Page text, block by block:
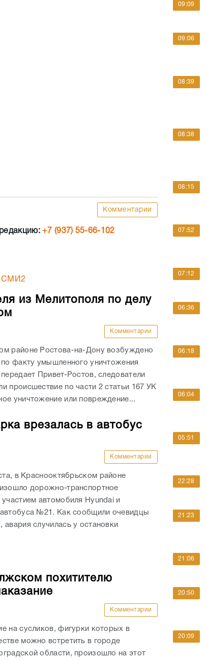
Комментарии
+7 (937) 55-66-102
СМИ2
из Мелитополя по делу
Комментарии
районе Ростова-на-Дону возбуждено
по факту умышленного уничтожения
Привет-Ростов, следователи
происшествие по части 2 статьи 167 УК
уничтожение или повреждение...
врезалась в автобус
Комментарии
в Краснооктябрьском районе
дорожно-транспортное
автомобиля Hyundai и
№21. Как сообщили очевидцы
случилась у остановки
похитителю
Комментарии
на сусликов, фигурки которых в
можно встретить в городе
области, произошло на этот
09:09
09:06
08:39
08:38
08:15
07:52
07:12
06:36
06:18
06:04
05:51
22:28
21:23
21:06
20:50
20:09